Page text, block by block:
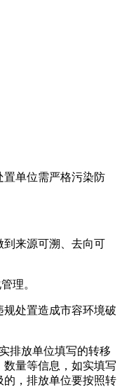
置单位需严格污染防
到来源可溯、去向可
理。
处置造成市容环境破
排放单位填写的转移
量等信息，如实填写
，排放单位要按照转